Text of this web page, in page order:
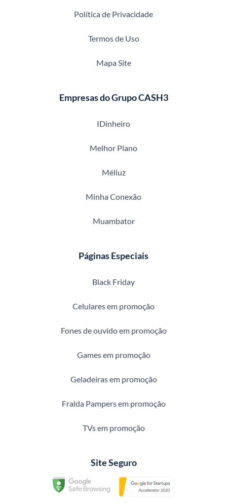
Política de Privacidade
Termos de Uso
Mapa Site
Empresas do Grupo CASH3
IDinheiro
Melhor Plano
Méliuz
Minha Conexão
Muambator
Páginas Especiais
Black Friday
Celulares em promoção
Fones de ouvido em promoção
Games em promoção
Geladeiras em promoção
Fralda Pampers em promoção
TVs em promoção
Site Seguro